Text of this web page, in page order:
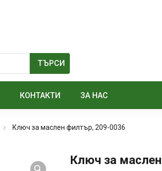
КОНТАКТИ ЗА НАС
Ключ за маслен филтър, 209-0036
Ключ за